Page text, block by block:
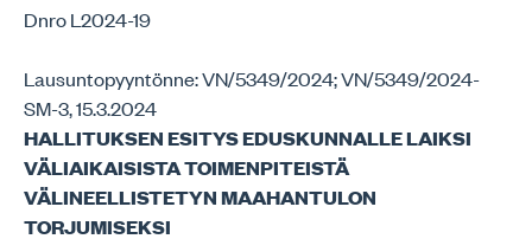
Dnro L2024-19
Lausuntopyyntönne: VN/5349/2024; VN/5349/2024-
SM-3, 15.3.2024
HALLITUKSEN ESITYS EDUSKUNNALLE LAIKSI
VÄLIAIKAISISTA TOIMENPITEISTÄ
VÄLINEELLISTETYN MAAHANTULON
TORJUMISEKSI